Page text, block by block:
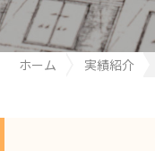
ホーム 実績紹介